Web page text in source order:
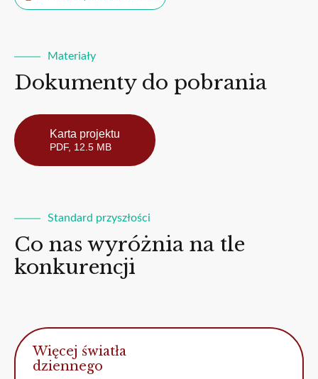
Materiały
Dokumenty do pobrania
Karta projektu
PDF, 12.5 MB
Standard przyszłości
Co nas wyróżnia na tle
konkurencji
Więcej światła
dziennego